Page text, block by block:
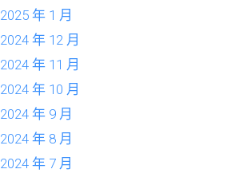
2025 年 1 月
2024 年 12 月
2024 年 11 月
2024 年 10 月
2024 年 9 月
2024 年 8 月
2024 年 7 月